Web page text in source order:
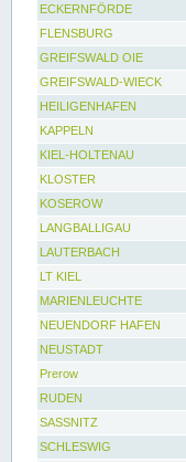
ECKERNFÖRDE
FLENSBURG
GREIFSWALD OIE
GREIFSWALD-WIECK
HEILIGENHAFEN
KAPPELN
KIEL-HOLTENAU
KLOSTER
KOSEROW
LANGBALLIGAU
LAUTERBACH
LT KIEL
MARIENLEUCHTE
NEUENDORF HAFEN
NEUSTADT
Prerow
RUDEN
SASSNITZ
SCHLESWIG